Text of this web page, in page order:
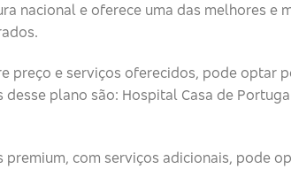
nacional e oferece uma das melhores e
preço e serviços oferecidos, pode optar
plano são: Hospital Casa de
com serviços adicionais, pode